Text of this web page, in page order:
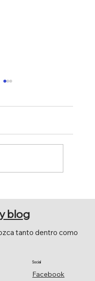
Facebook
Social
tanto dentro como
blog